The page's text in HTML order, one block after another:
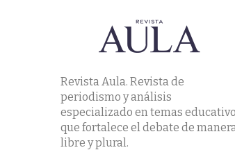
Revista Aula. Revista de
periodismo y análisis
especializado en temas
que fortalece el debate de
libre y plural.